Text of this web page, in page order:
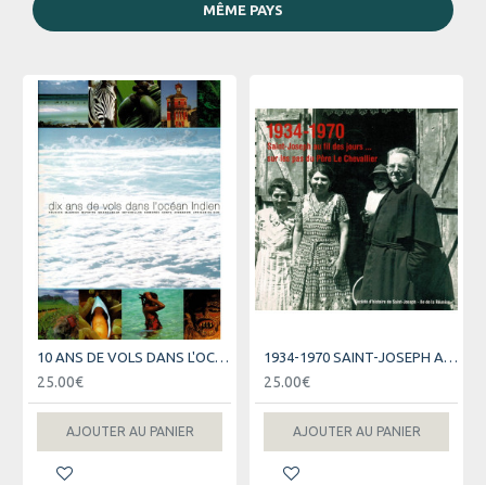
MÊME PAYS
10 ANS DE VOLS DANS L'OCEAN INDIEN - AIR AUSTRAL
25.00€
AJOUTER AU PANIER
1934-1970 SAINT-JOSEPH AU FIL DES JOURS
25.00€
AJOUTER AU PANIER